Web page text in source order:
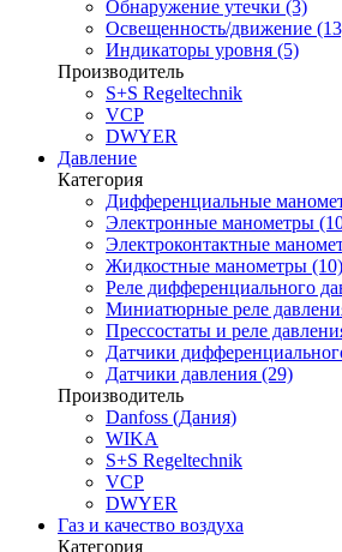
Обнаружение утечки (3)
Освещенность/движение
Индикаторы уровня (5)
Производитель
S+S Regeltechnik
VCP
DWYER
Давление
Категория
Дифференциальные
Электронные манометры
Электроконтактные
Жидкостные манометры (10)
Реле дифференциального
Миниатюрные реле
Прессостаты и реле
Датчики
Датчики давления (29)
Производитель
Danfoss (Дания)
WIKA
S+S Regeltechnik
VCP
DWYER
Газ и качество воздуха
Категория